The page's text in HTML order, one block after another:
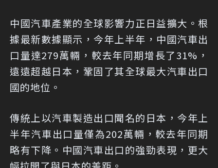
中國汽車產業的全球影響力正日益擴大。根
據最新數據顯示，今年上半年，中國汽車出
口量達279萬輛，較去年同期增長了31%，
遠遠超越日本，鞏固了其全球最大汽車出口
國的地位。
傳統上以汽車製造出口聞名的日本，今年上
半年汽車出口量僅為202萬輛，較去年同期
略有下降。中國汽車出口的強勁表現，更大